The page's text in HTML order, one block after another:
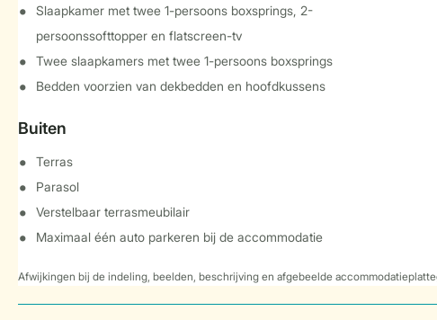
Slaapkamer met twee 1-persoons boxsprings, 2-
persoonssofttopper en flatscreen-tv
Twee slaapkamers met twee 1-persoons boxsprings
Bedden voorzien van dekbedden en hoofdkussens
Buiten
Terras
Parasol
Verstelbaar terrasmeubilair
Maximaal één auto parkeren bij de accommodatie
Afwijkingen bij de indeling, beelden, beschrijving en afgebeelde